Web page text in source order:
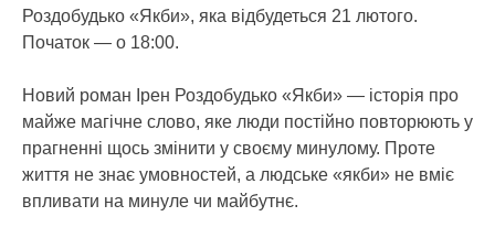
Роздобудько «Якби», яка відбудеться 21 лютого.
Початок — о 18:00.
Новий роман Ірен Роздобудько «Якби» — історія про
майже магічне слово, яке люди постійно повторюють у
прагненні щось змінити у своєму минулому. Проте
життя не знає умовностей, а людське «якби» не вміє
впливати на минуле чи майбутнє.